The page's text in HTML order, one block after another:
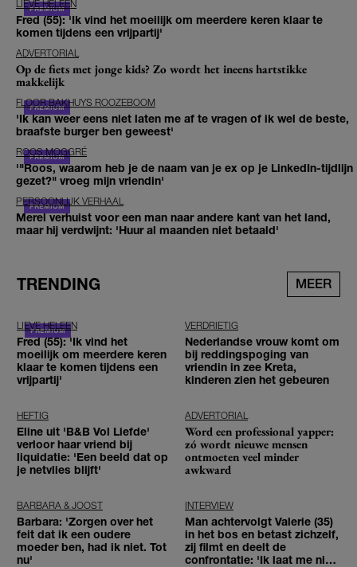
LIEVE HELEEN
Fred (55): 'Ik vind het moeilijk om meerdere keren klaar te
komen tijdens een vrijpartij'
ADVERTORIAL
Op de fiets met jonge kids? Zo wordt het ineens hartstikke
makkelijk
FLOOR BAKHUYS ROOZEBOOM
'Ik kan weer eens niet laten me af te vragen of ik wel de beste,
braafste burger ben geweest'
ROOS MOGGRÉ
'"Roos, waarom heb je de naam van je ex op je LinkedIn-tijdlijn
gezet?" vroeg mijn vriendin'
PERSOONLIJK VERHAAL
Merel verhuist voor een man naar andere kant van het land,
maar hij verdwijnt: 'Huur al maanden niet betaald'
TRENDING MEER
LIEVE HELEEN
Fred (55): 'Ik vind het
moeilijk om meerdere keren
klaar te komen tijdens een
vrijpartij'
VERDRIETIG
Nederlandse vrouw komt om
bij reddingspoging van
vriendin in zee Kreta,
kinderen zien het gebeuren
HEFTIG
Eline uit 'B&B Vol Liefde'
verloor haar vriend bij
liquidatie: 'Een beeld dat op
je netvlies blijft'
ADVERTORIAL
Word een professional yapper:
zó wordt nieuwe mensen
ontmoeten veel minder
awkward
BARBARA & JOOST
Barbara: 'Zorgen over het
feit dat ik een oudere
moeder ben, had ik niet. Tot
nu'
INTERVIEW
Man achtervolgt Valerie (35)
in het bos en betast zichzelf,
zij filmt en deelt de
confrontatie: 'Ik laat me niet